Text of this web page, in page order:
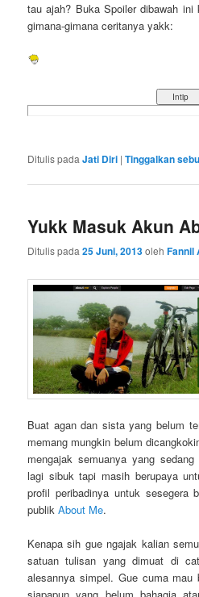
tau ajah? Buka Spoiler dibawah
gimana-gimana ceritanya yakk:
Ditulis pada Jati Diri |Tinggalkan
Yukk Masuk Akun
Ditulis pada25 Juni, 2013olehFannil
Buat agan dan sista yang belum
memang mungkin belum
mengajak semuanya yang
lagi sibuk tapi masih berupaya
profil peribadinya untuk sesegera
publikAbout Me.
Kenapa sih gue ngajak kalian
satuan tulisan yang dimuat di
alesannya simpel. Gue cuma mau